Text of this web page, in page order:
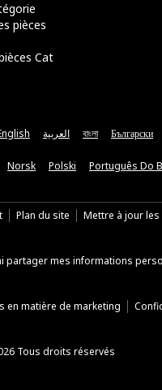
pièces
Cat
العربية বাংলা Български
Norsk Polski Português Do
Plan du site Mettre à jour
partager mes informations
en matière de marketing
Tous droits réservés